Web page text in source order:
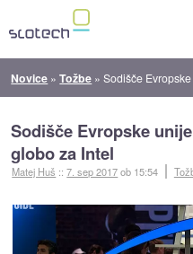
Novice »Tožbe »Sodišče
Sodišče Evropske
globo za Intel
Matej Huš ::7. sep 2017ob 15:54